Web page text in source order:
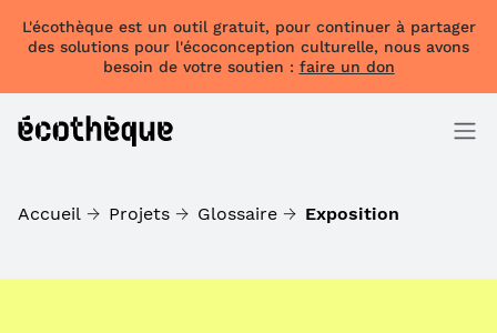
L'écothèque est un outil gratuit, pour continuer à partager
des solutions pour l'écoconception culturelle, nous avons
besoin de votre soutien : faire un don
Accueil Projets Glossaire Exposition